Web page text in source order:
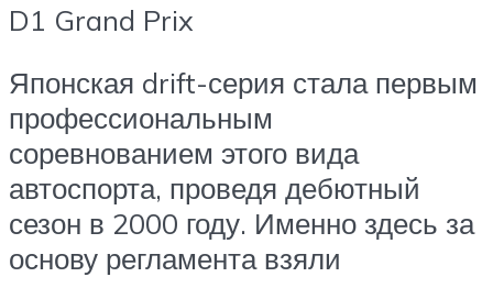
D1 Grand Prix
Японская drift-серия стала первым
профессиональным
соревнованием этого вида
автоспорта, проведя дебютный
сезон в 2000 году. Именно здесь за
основу регламента взяли